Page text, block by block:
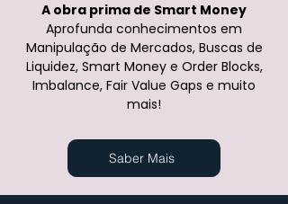
A obra prima de Smart Money
Aprofunda conhecimentos em
Manipulação de Mercados, Buscas de
Liquidez, Smart Money e Order Blocks,
Imbalance, Fair Value Gaps e muito
mais!
Saber Mais